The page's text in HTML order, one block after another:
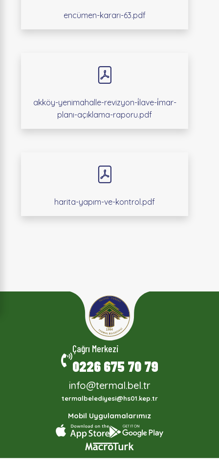
encümen-kararı-63.pdf
akköy-yenimahalle-revizyon-i̇lave-i̇mar-
planı-açıklama-raporu.pdf
harita-yapım-ve-kontrol.pdf
Çağrı Merkezi
0226 675 70 79
info@termal.bel.tr
termalbelediyesi@hs01.kep.tr
Mobil Uygulamalarımız